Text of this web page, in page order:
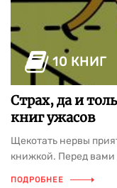
Страх, да и
книг ужасов
Щекотать нервы
книжкой. Перед
ПОДРОБНЕЕ
10 КНИГ